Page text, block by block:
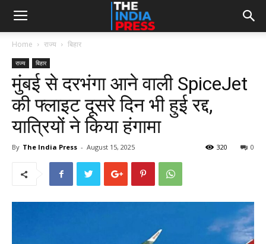
Home राज्य बिहार
राज्य बिहार
मुंबई से दरभंगा आने वाली SpiceJet
की फ्लाइट दूसरे दिन भी हुई रद्द,
यात्रियों ने किया हंगामा
By The India Press - August 15, 2025 0
320